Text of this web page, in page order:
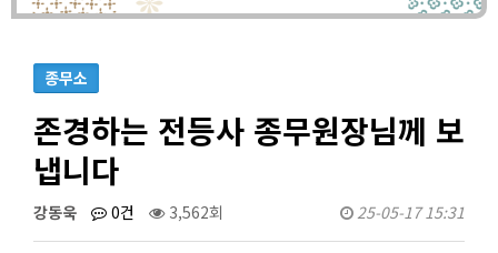
종무소
존경하는 전등사 종무원장님께 보
냅니다
강동욱 0건 3,562회 25-05-17 15:31